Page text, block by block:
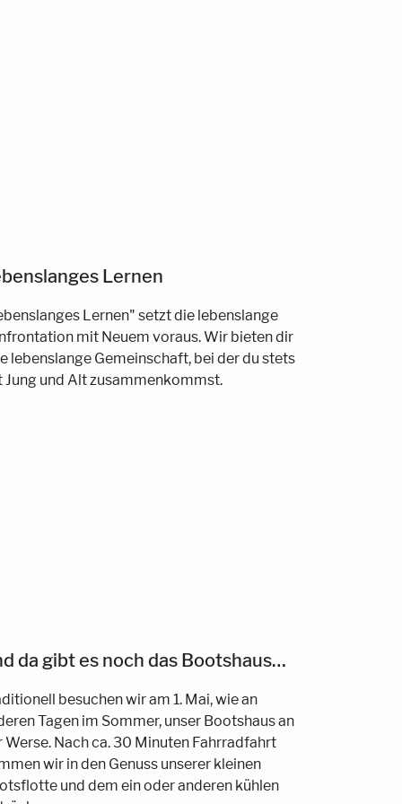
Lernen
Lernen" setzt die lebenslange
mit Neuem voraus. Wir bieten dir
lebenslange Gemeinschaft, bei der du stets
Jung und Alt zusammenkommst.
da gibt es noch das Bootshaus…
besuchen wir am 1. Mai, wie an
Tagen im Sommer, unser Bootshaus an
Werse. Nach ca. 30 Minuten Fahrradfahrt
wir in den Genuss unserer kleinen
und dem ein oder anderen kühlen